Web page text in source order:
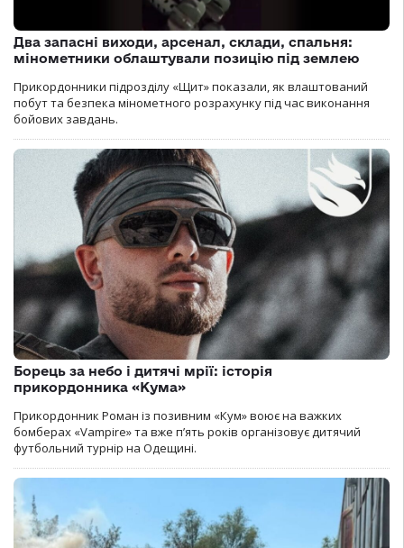
Два запасні виходи, арсенал, склади, спальня:
мінометники облаштували позицію під землею
Прикордонники підрозділу «Щит» показали, як влаштований
побут та безпека мінометного розрахунку під час виконання
бойових завдань.
Борець за небо і дитячі мрії: історія
прикордонника «Кума»
Прикордонник Роман із позивним «Кум» воює на важких
бомберах «Vampire» та вже п’ять років організовує дитячий
футбольний турнір на Одещині.